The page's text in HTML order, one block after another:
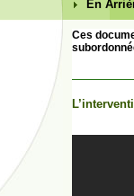
En
Ces